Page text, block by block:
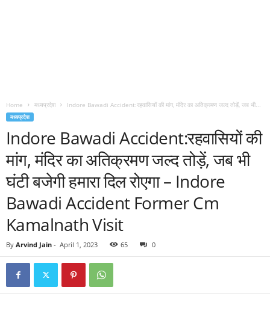
Home मध्यप्रदेश Indore Bawadi Accident:रहवासियों की मांग, मंदिर का अतिक्रमण जल्द तोड़ें, जब भी...
मध्यप्रदेश
Indore Bawadi Accident:रहवासियों की
मांग, मंदिर का अतिक्रमण जल्द तोड़ें, जब भी
घंटी बजेगी हमारा दिल रोएगा – Indore
Bawadi Accident Former Cm
Kamalnath Visit
By Arvind Jain - April 1, 2023 65 0